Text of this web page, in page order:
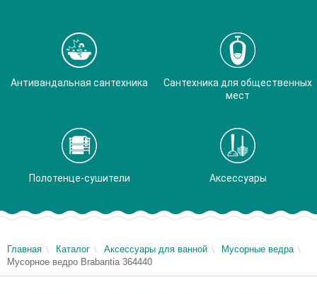
Антивандальная сантехника
Сантехника для общественных
мест
Полотенце-сушители Аксессуары
Главная Каталог Аксессуары для ванной
Мусорные ведра
Мусорное ведро Brabantia 364440